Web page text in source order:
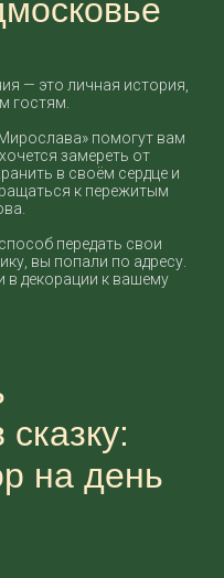
— это личная история,
гостям.
помогут вам
замереть от
в своём сердце и
к пережитым
передать свои
вы попали по адресу.
декорации к вашему
на день